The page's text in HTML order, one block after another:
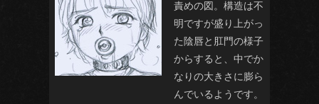
責めの図。構造は不
明ですが盛り上がっ
た陰唇と肛門の様子
からすると、中でか
なりの大きさに膨ら
んでいるようです。